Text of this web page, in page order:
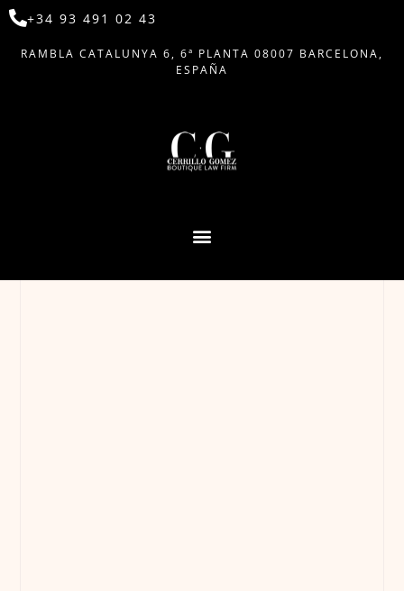
+34 93 491 02 43
RAMBLA CATALUNYA 6, 6ª PLANTA 08007 BARCELONA,
ESPAÑA